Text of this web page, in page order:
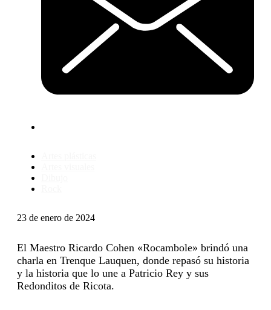
23 de enero de 2024
El Maestro Ricardo Cohen «Rocambole» brindó una
charla en Trenque Lauquen, donde repasó su historia
y la historia que lo une a Patricio Rey y sus
Redonditos de Ricota.